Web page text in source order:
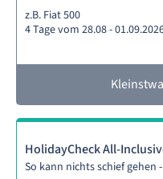
z.B. Fiat 500
4 Tage vom 28.08 -
HolidayCheck All-
So kann nichts schief